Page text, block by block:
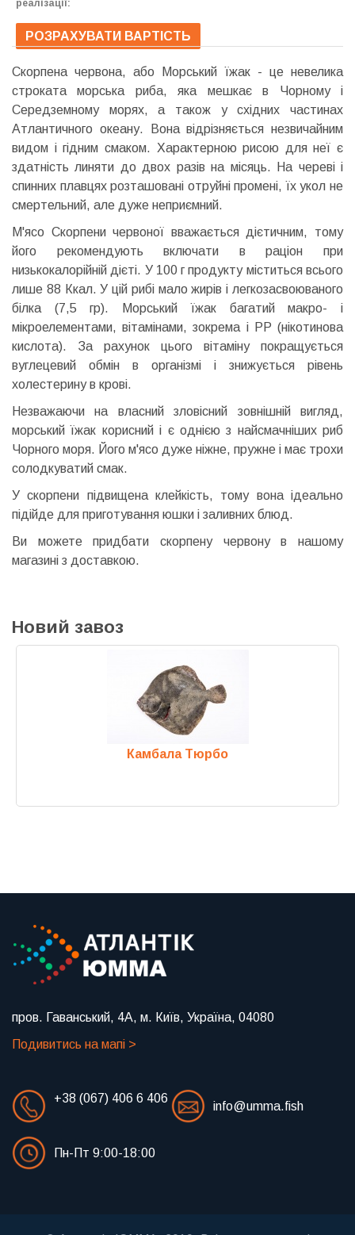
реалізації:
РОЗРАХУВАТИ ВАРТІСТЬ
Скорпена червона, або Морський їжак - це невелика
строката морська риба, яка мешкає в Чорному і
Середземному морях, а також у східних частинах
Атлантичного океану. Вона відрізняється незвичайним
видом і гідним смаком. Характерною рисою для неї є
здатність линяти до двох разів на місяць. На череві і
спинних плавцях розташовані отруйні промені, їх укол не
смертельний, але дуже неприємний.
М'ясо Скорпени червоної вважається дієтичним, тому
його рекомендують включати в раціон при
низькокалорійній дієті. У 100 г продукту міститься всього
лише 88 Ккал. У цій рибі мало жирів і легкозасвоюваного
білка (7,5 гр). Морський їжак багатий макро- і
мікроелементами, вітамінами, зокрема і РР (нікотинова
кислота). За рахунок цього вітаміну покращується
вуглецевий обмін в організмі і знижується рівень
холестерину в крові.
Незважаючи на власний зловісний зовнішній вигляд,
морський їжак корисний і є однією з найсмачніших риб
Чорного моря. Його м'ясо дуже ніжне, пружне і має трохи
солодкуватий смак.
У скорпени підвищена клейкість, тому вона ідеально
підійде для приготування юшки і заливних блюд.
Ви можете придбати скорпену червону в нашому
магазині з доставкою.
Новий завоз
Камбала Тюрбо
пров. Гаванський, 4А, м. Київ, Україна, 04080
Подивитись на мапі >
+38 (067) 406 6 406
info@umma.fish
Пн-Пт 9:00-18:00